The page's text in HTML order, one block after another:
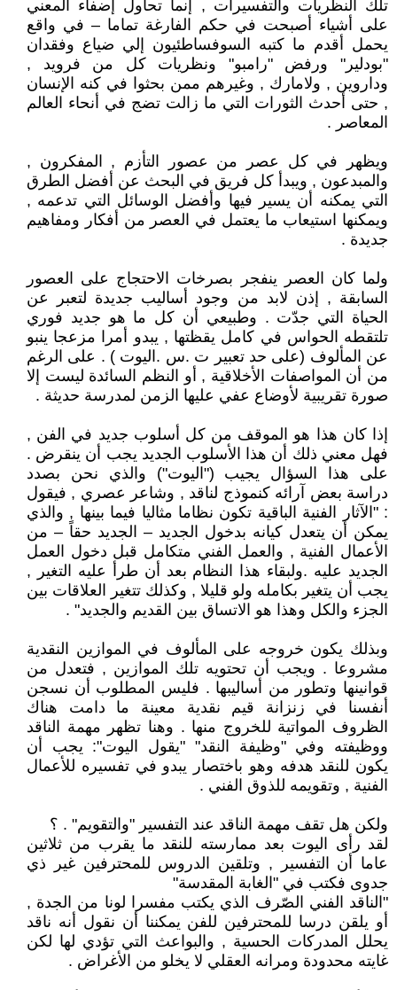
تلك النظريات والتفسيرات , إنما تحاول إضفاء المعني
على أشياء أصبحت في حكم الفارغة تماما – في واقع
يحمل أقدم ما كتبه السوفساطئيون إلي ضياع وفقدان
"بودلير" ورفض "رامبو" ونظريات كل من فرويد ,
وداروين , ولامارك , وغيرهم ممن بحثوا في كنه الإنسان
, حتى أحدث الثورات التي ما زالت تضج في أنحاء العالم
المعاصر .
ويظهر في كل عصر من عصور التأزم , المفكرون ,
والمبدعون , ويبدأ كل فريق في البحث عن أفضل الطرق
التي يمكنه أن يسير فيها وأفضل الوسائل التي تدعمه ,
ويمكنها استيعاب ما يعتمل في العصر من أفكار ومفاهيم
جديدة .
ولما كان العصر ينفجر بصرخات الاحتجاج على العصور
السابقة , إذن لابد من وجود أساليب جديدة لتعبر عن
الحياة التي جدّت . وطبيعي أن كل ما هو جديد فوري
تلتقطه الحواس في كامل يقظتها , يبدو أمرا مزعجا ينبو
عن المألوف (على حد تعبير ت .س .اليوت ) . على الرغم
من أن المواصفات الأخلاقية , أو النظم السائدة ليست إلا
صورة تقريبية لأوضاع عفي عليها الزمن لمدرسة حديثة .
إذا كان هذا هو الموقف من كل أسلوب جديد في الفن ,
فهل معني ذلك أن هذا الأسلوب الجديد يجب أن ينقرض .
على هذا السؤال يجيب ("اليوت") والذي نحن بصدد
دراسة بعض آرائه كنموذج لناقد , وشاعر عصري , فيقول
: "الآثار الفنية الباقية تكون نظاما مثاليا فيما بينها , والذي
يمكن أن يتعدل كيانه بدخول الجديد – الجديد حقاً – من
الأعمال الفنية , والعمل الفني متكامل قبل دخول العمل
الجديد عليه .ولبقاء هذا النظام بعد أن طرأ عليه التغير ,
يجب أن يتغير بكامله ولو قليلا , وكذلك تتغير العلاقات بين
الجزء والكل وهذا هو الاتساق بين القديم والجديد" .
وبذلك يكون خروجه على المألوف في الموازين النقدية
مشروعا . ويجب أن تحتويه تلك الموازين , فتعدل من
قوانينها وتطور من أساليبها . فليس المطلوب أن نسجن
أنفسنا في زنزانة قيم نقدية معينة ما دامت هناك
الظروف المواتية للخروج منها . وهنا تظهر مهمة الناقد
ووظيفته وفي "وظيفة النقد" "يقول اليوت": يجب أن
يكون للنقد هدفه وهو باختصار يبدو في تفسيره للأعمال
الفنية , وتقويمه للذوق الفني .
ولكن هل تقف مهمة الناقد عند التفسير "والتقويم" . ؟
لقد رأى اليوت بعد ممارسته للنقد ما يقرب من ثلاثين
عاما أن التفسير , وتلقين الدروس للمحترفين غير ذي
جدوى فكتب في "الغابة المقدسة"
"الناقد الفني الصّرف الذي يكتب مفسرا لونا من الجدة ,
أو يلقن درسا للمحترفين للفن يمكننا أن نقول أنه ناقد
يحلل المدركات الحسية , والبواعث التي تؤدي لها لكن
غايته محدودة ومرانه العقلي لا يخلو من الأغراض .